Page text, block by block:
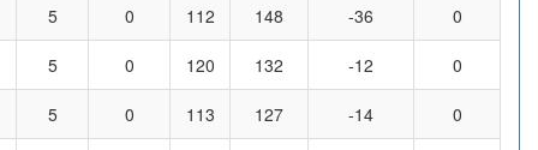
5 0 112 148 -36 0
5 0 120 132 -12 0
5 0 113 127 -14 0